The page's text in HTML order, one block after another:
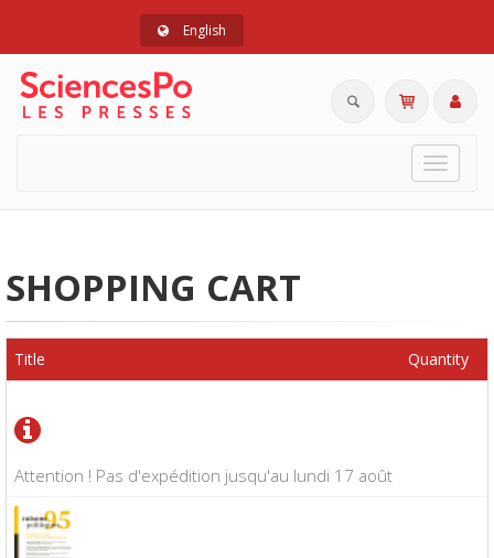
English
Toggle
SHOPPING CART
Attention ! Pas d'expédition jusqu'au lundi 17 août
Title Quantity